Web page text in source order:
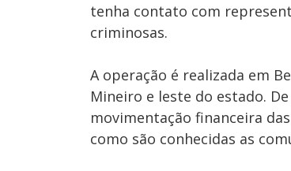
tenha contato com
criminosas.
A operação é realizada em
Mineiro e leste do estado.
movimentação financeira
como são conhecidas as